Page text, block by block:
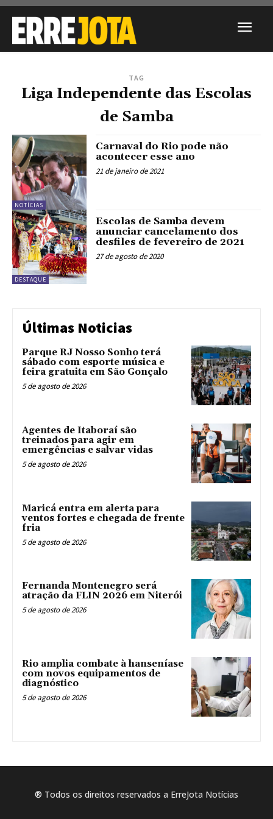
TAG
Liga Independente das Escolas
de Samba
NOTÍCIAS
Carnaval do Rio pode não
acontecer esse ano
21 de janeiro de 2021
DESTAQUE
Escolas de Samba devem
anunciar cancelamento dos
desfiles de fevereiro de 2021
27 de agosto de 2020
Últimas Noticias
Parque RJ Nosso Sonho terá
sábado com esporte música e
feira gratuita em São Gonçalo
5 de agosto de 2026
Agentes de Itaboraí são
treinados para agir em
emergências e salvar vidas
5 de agosto de 2026
Maricá entra em alerta para
ventos fortes e chegada de frente
fria
5 de agosto de 2026
Fernanda Montenegro será
atração da FLIN 2026 em Niterói
5 de agosto de 2026
Rio amplia combate à hanseníase
com novos equipamentos de
diagnóstico
5 de agosto de 2026
® Todos os direitos reservados a ErreJota Notícias